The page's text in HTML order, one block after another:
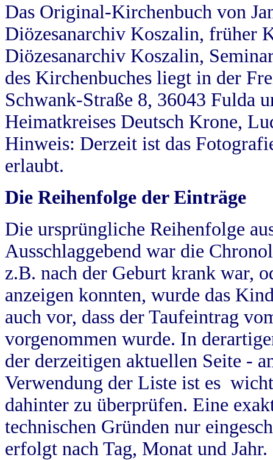
Das Original-Kirchenbuch von
Diözesanarchiv Koszalin, früher
Diözesanarchiv Koszalin,
des Kirchenbuches liegt in der
Schwank-Straße 8, 36043 Fulda
Heimatkreises Deutsch Krone,
Hinweis: Derzeit ist das
erlaubt.
Die Reihenfolge der Einträge
Die ursprüngliche Reihenfolge
Ausschlaggebend war die
z.B. nach der Geburt krank war,
anzeigen konnten, wurde das
auch vor, dass der Taufeintrag
vorgenommen wurde. In
der derzeitigen aktuellen Seite -
Verwendung der Liste ist es
dahinter zu überprüfen. Eine
technischen Gründen nur
erfolgt nach Tag, Monat und Jahr.